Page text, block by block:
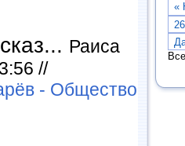
Раиса
//
- Общество
«
26